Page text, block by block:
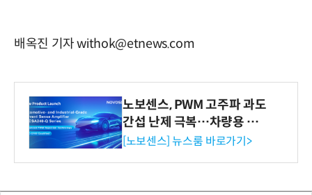
배옥진 기자 withok@etnews.com
노보센스, PWM 고주파 과도
간섭 난제 극복…차량용 전
류 감지 증폭기
[노보센스] 뉴스룸 바로가기>